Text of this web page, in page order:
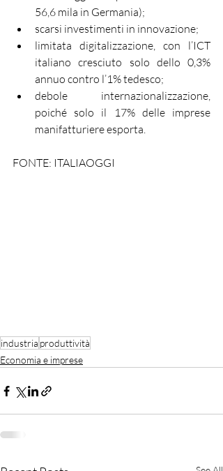
56,6 mila in Germania);
scarsi investimenti in innovazione;
limitata digitalizzazione, con l’ICT
italiano cresciuto solo dello 0,3%
annuo contro l’1% tedesco;
debole internazionalizzazione,
poiché solo il 17% delle imprese
manifatturiere esporta.
FONTE: ITALIAOGGI
industria produttività
Economia e imprese